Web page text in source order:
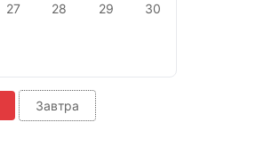
27 28 29 30
Завтра